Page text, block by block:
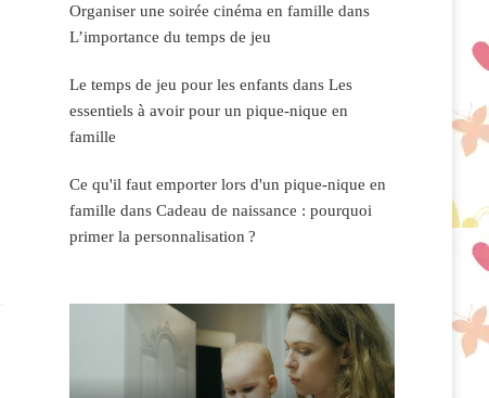
Organiser une soirée cinéma en famille dans
L’importance du temps de jeu
Le temps de jeu pour les enfantsdans Les
essentiels à avoir pour un pique-nique en
famille
Ce qu'il faut emporter lors d'un pique-nique en
famille dans Cadeau de naissance : pourquoi
primer la personnalisation ?